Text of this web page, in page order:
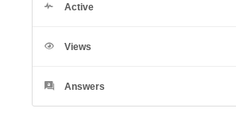
Active
Views
Answers